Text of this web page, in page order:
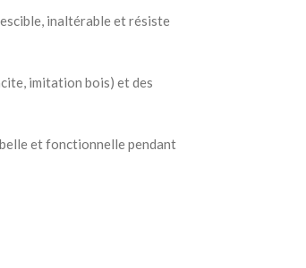
inaltérable et résiste
imitation bois) et des
et fonctionnelle pendant